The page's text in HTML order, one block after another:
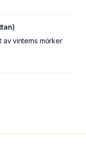
av vinterns mörker